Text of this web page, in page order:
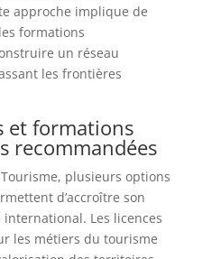
approche implique de
formations
un réseau
les frontières
et formations
recommandées
plusieurs options
d’accroître son
Les licences
les métiers du tourisme